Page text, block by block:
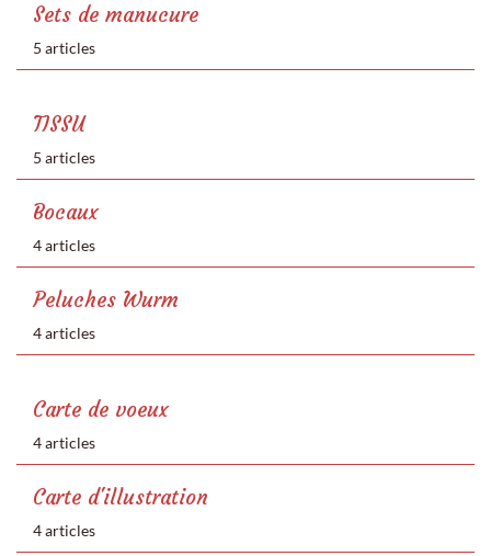
Sets de manucure
5 articles
TISSU
5 articles
Bocaux
4 articles
Peluches Wurm
4 articles
Carte de voeux
4 articles
Carte d'illustration
4 articles